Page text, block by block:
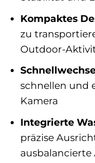
Kompaktes
zu
Outdoor-
schnellen und
Kamera
Integrierte
präzise